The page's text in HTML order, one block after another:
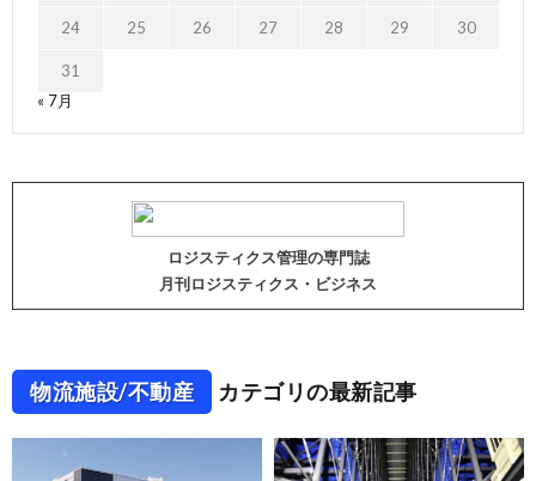
24 25 26 27 28 29 30
31
« 7月
ロジスティクス管理の専門誌
月刊ロジスティクス・ビジネス
物流施設/不動産 カテゴリの最新記事